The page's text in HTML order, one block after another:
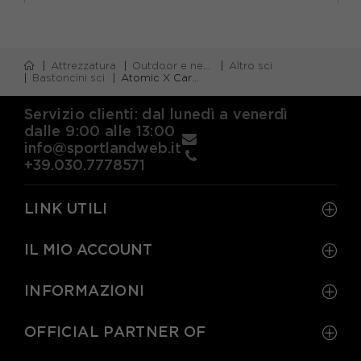
Attrezzatura Outdoor e neve
Altro sci
Bastoncini sci
Atomic X Carbon Sqs Teal Blue - Bastoncini Sci
Servizio clienti: dal lunedì a venerdì
dalle 9:00 alle 13:00
info@sportlandweb.it
+39.030.7778571
LINK UTILI
IL MIO ACCOUNT
INFORMAZIONI
OFFICIAL PARTNER OF